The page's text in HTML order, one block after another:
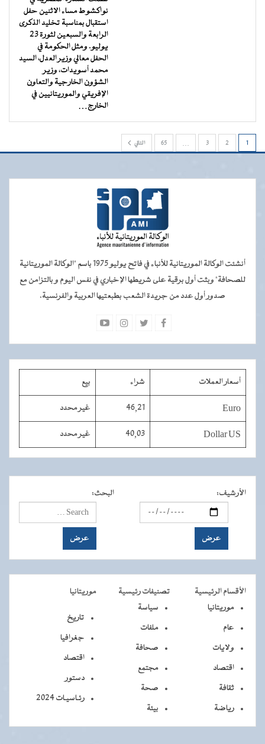
نواكشوط مساء الاثنين حفل
استقبال بمناسبة تخليد الذكرى
الرابعة والسبعين لثورة 23
يوليو. ‎ومثل الحكومة في
الحفل معالي وزير العدل، السيد
محمد أسويدات، وزير
الشؤون الخارجية والتعاون
الإفريقي والموريتانيين في
الخارج…
1
2
3
65 التالي
أنشئت الوكالة الموريتانية للأنباء في فاتح يوليو 1975 باسم "الوكالة الموريتانية
للصحافة" وبثت أول برقية على شريطها الإخباري في نفس اليوم و بالتزامن مع
صدور أول عدد من جريدة الشعب بطبعتيها العربية والفرنسية.
أسعار العملات شراء بيع
Euro
46,21 غير محدد
Dollar US
40,03 غير محدد
الأرشيف: البحث:
الأقسام الرئيسية تصنيفات رئيسية
موريتانيا
موريتانيا
عام
ولايات
اقتصاد
ثقافة
رياضة
سياسة
ملفات
صحافة
مجتمع
صحة
بيئة
تاريخ
جغرافيا
اقتصاد
دستور
رئـاسيـات 2024